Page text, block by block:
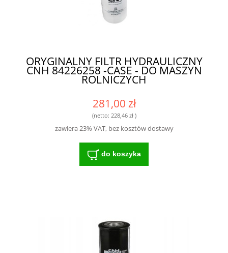
ORYGINALNY FILTR HYDRAULICZNY
CNH 84226258 -CASE - DO MASZYN
ROLNICZYCH
281,00 zł
(netto: 228,46 zł)
zawiera 23% VAT, bez kosztów dostawy
do koszyka